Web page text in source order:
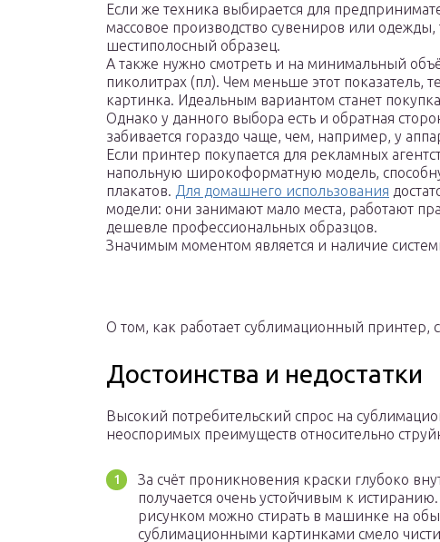
Если же техника выбирается для
массовое производство сувениров или
шестиполосный образец.
А также нужно смотреть и на минимальный
пиколитрах (пл). Чем меньше этот показатель,
картинка. Идеальным вариантом станет
Однако у данного выбора есть и обратная
забивается гораздо чаще, чем, например, у
Если принтер покупается для рекламных
напольную широкоформатную модель,
плакатов. Для домашнего использования
модели: они занимают мало места, работают
дешевле профессиональных образцов.
Значимым моментом является и наличие
О том, как работает сублимационный принтер,
Достоинства и недостатки
Высокий потребительский спрос на
неоспоримых преимуществ относительно
За счёт проникновения краски глубоко
получается очень устойчивым к
рисунком можно стирать в машинке на
сублимационными картинками смело